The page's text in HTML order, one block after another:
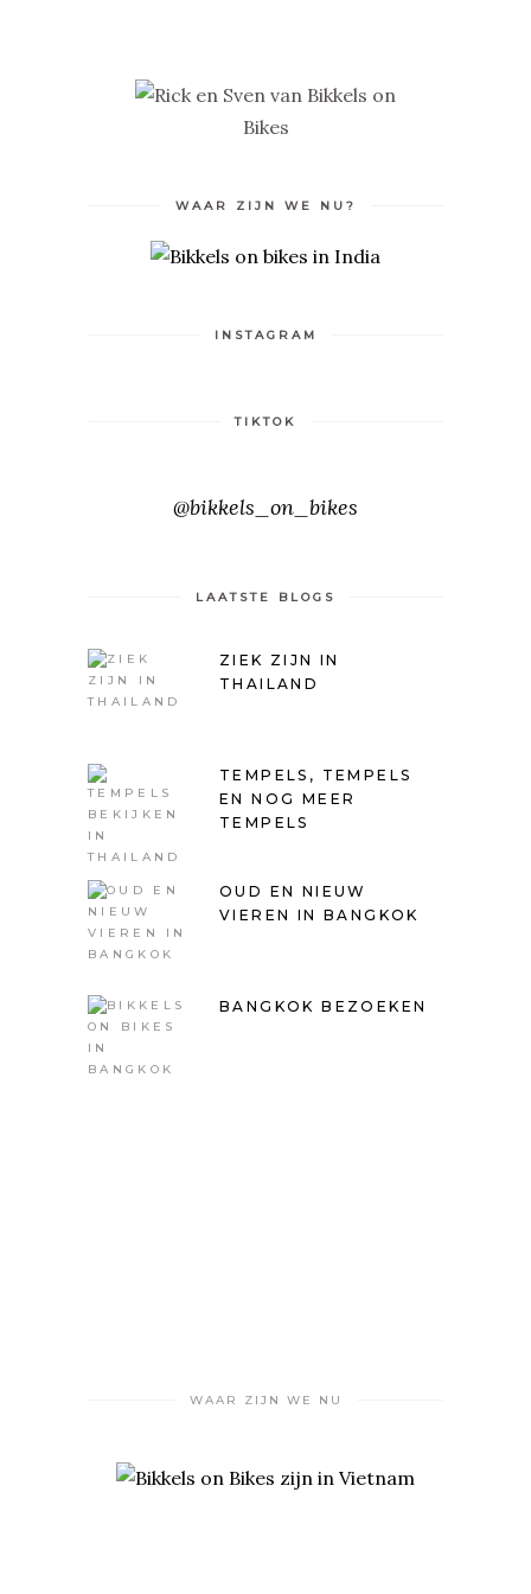
WAAR ZIJN WE NU?
INSTAGRAM
TIKTOK
@bikkels_on_bikes
LAATSTE BLOGS
ZIEK ZIJN IN
THAILAND
TEMPELS, TEMPELS
EN NOG MEER
TEMPELS
OUD EN NIEUW
VIEREN IN BANGKOK
BANGKOK BEZOEKEN
WAAR ZIJN WE NU